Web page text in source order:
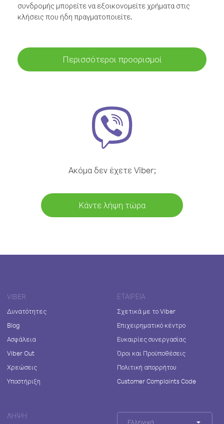
συνδρομής μπορείτε να εξοικονομείτε χρήματα στις
κλήσεις που ήδη πραγματοποιείτε.
Περισσότεροι προορισμοί
Ακόμα δεν έχετε Viber;
Κάντε λήψη τώρα
VIBER
Δυνατότητες
Blog
Ασφάλεια
Viber Out
Χρεώσεις
Υποστήριξη
ΕΤΑΙΡΕΊΑ
Σχετικά με το Viber
Επιχειρηματικό κέντρο
Ευκαιρίες συνεργασίας
Όροι και Προϋποθέσεις
Πολιτική απορρήτου
Customer Complaints Code
ΛΉΨΗ
Ελληνικά